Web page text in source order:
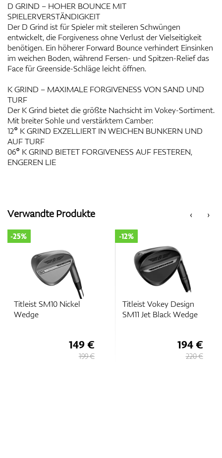
D GRIND – HOHER BOUNCE MIT
SPIELERVERSTÄNDIGKEIT
Der D Grind ist für Spieler mit steileren Schwüngen
entwickelt, die Forgiveness ohne Verlust der Vielseitigkeit
benötigen. Ein höherer Forward Bounce verhindert Einsinken
im weichen Boden, während Fersen- und Spitzen-Relief das
Face für Greenside-Schläge leicht öffnen.
K GRIND – MAXIMALE FORGIVENESS VON SAND UND
TURF
Der K Grind bietet die größte Nachsicht im Vokey-Sortiment.
Mit breiter Sohle und verstärktem Camber:
12° K GRIND EXZELLIERT IN WEICHEN BUNKERN UND
AUF TURF
06° K GRIND BIETET FORGIVENESS AUF FESTEREN,
ENGEREN LIE
‹
Verwandte Produkte ›
Titleist SM10 Nickel
Wedge
-25%
149 €
199 €
Titleist Vokey Design
SM11 Jet Black Wedge
-12%
194 €
220 €